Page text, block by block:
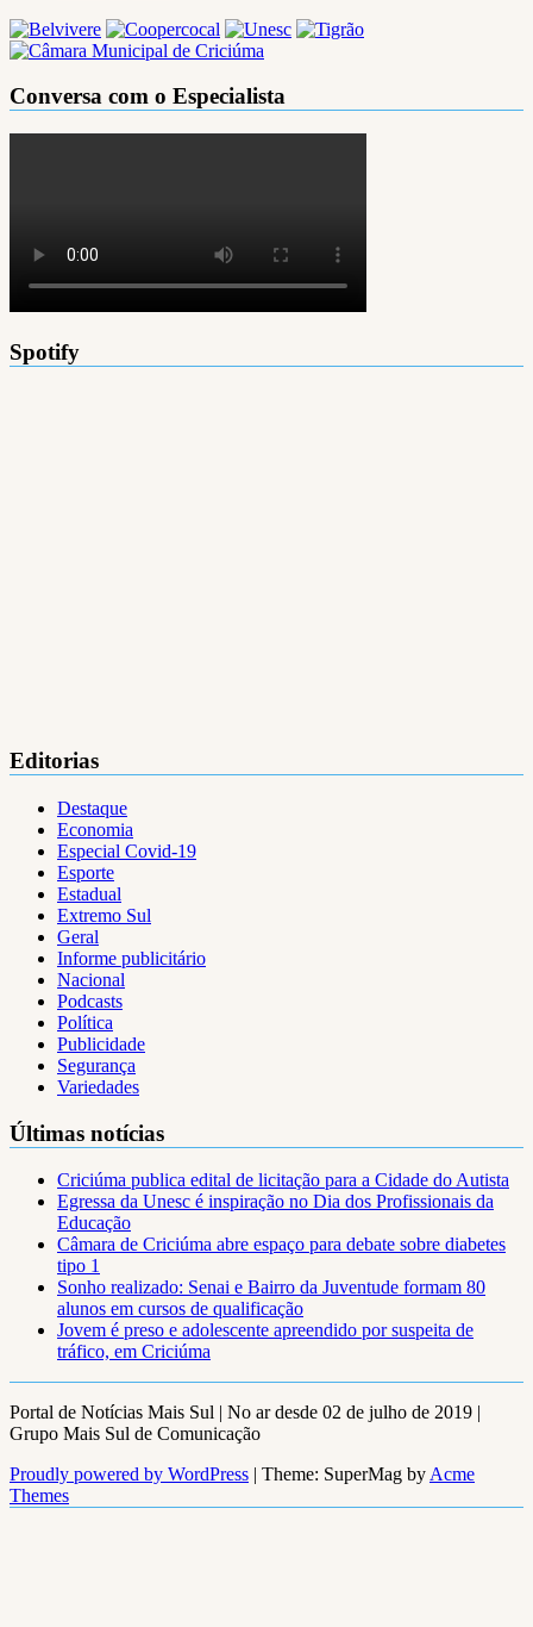
Conversa com o Especialista
Spotify
Editorias
Destaque
Economia
Especial Covid-19
Esporte
Estadual
Extremo Sul
Geral
Informe publicitário
Nacional
Podcasts
Política
Publicidade
Segurança
Variedades
Últimas notícias
Criciúma publica edital de licitação para a Cidade do Autista
Egressa da Unesc é inspiração no Dia dos Profissionais da
Educação
Câmara de Criciúma abre espaço para debate sobre diabetes
tipo 1
Sonho realizado: Senai e Bairro da Juventude formam 80
alunos em cursos de qualificação
Jovem é preso e adolescente apreendido por suspeita de
tráfico, em Criciúma
Portal de Notícias Mais Sul | No ar desde 02 de julho de 2019 |
Grupo Mais Sul de Comunicação
Proudly powered by WordPress | Theme: SuperMag by Acme
Themes